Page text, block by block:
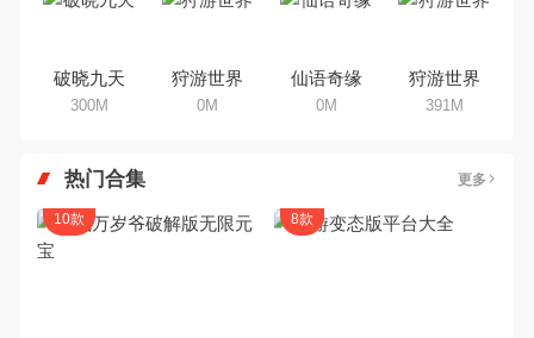
破晓九天
300M
狩游世界
0M
仙语奇缘
0M
狩游世界
391M
热门合集 更多
10款 8款